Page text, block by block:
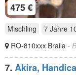
475 €
Mischling 7 Jahre
RO-810xxx Braila -
7. Akira,